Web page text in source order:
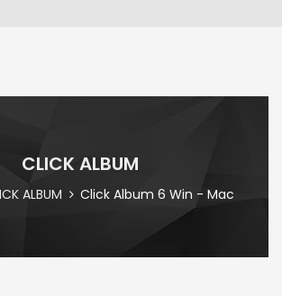
CLICK ALBUM
ALBUM Click Album 6 Win - Mac